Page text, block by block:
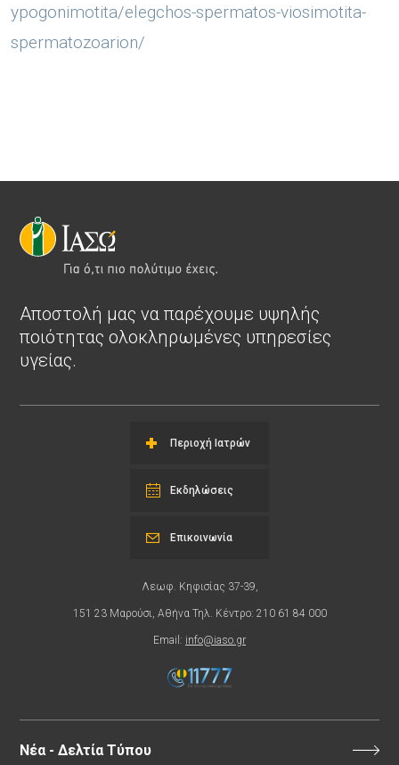
ypogonimotita/elegchos-spermatos-viosimotita-
spermatozoarion/
Αποστολή μας να παρέχουμε υψηλής
ποιότητας ολοκληρωμένες υπηρεσίες
υγείας.
Περιοχή Ιατρών
Εκδηλώσεις
Λεωφ. Κηφισίας 37-39,
151 23 Μαρούσι, Αθήνα Τηλ. Κέντρο: 210 61 84 000
Email: info@iaso.gr
Επικοινωνία
Νέα - Δελτία Τύπου